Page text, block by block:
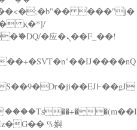
���"j�